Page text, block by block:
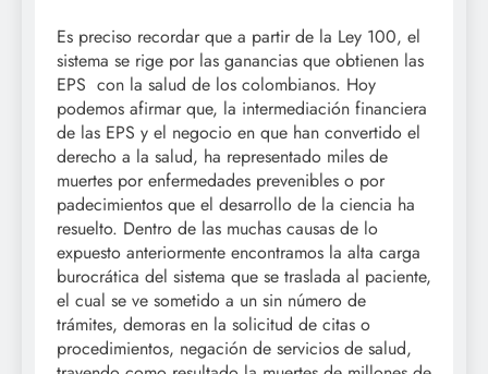
Es preciso recordar que a partir de la Ley 100, el
sistema se rige por las ganancias que obtienen las
EPS con la salud de los colombianos. Hoy
podemos afirmar que, la intermediación financiera
de las EPS y el negocio en que han convertido el
derecho a la salud, ha representado miles de
muertes por enfermedades prevenibles o por
padecimientos que el desarrollo de la ciencia ha
resuelto. Dentro de las muchas causas de lo
expuesto anteriormente encontramos la alta carga
burocrática del sistema que se traslada al paciente,
el cual se ve sometido a un sin número de
trámites, demoras en la solicitud de citas o
procedimientos, negación de servicios de salud,